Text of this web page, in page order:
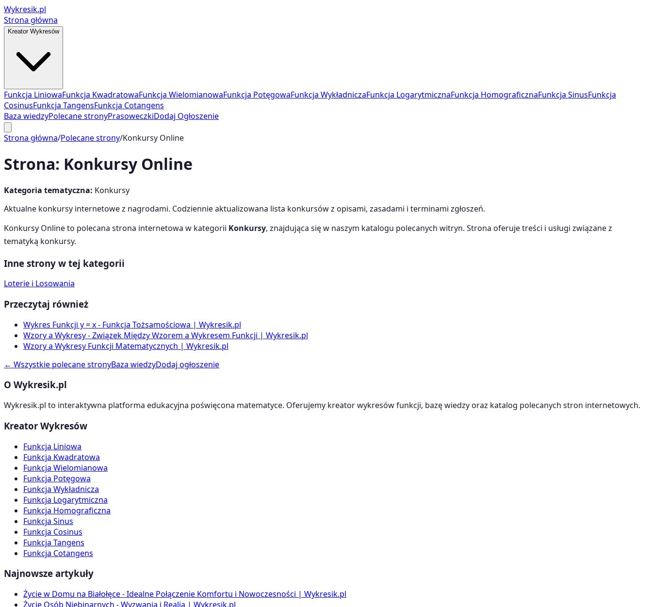
Wykresik.pl
Strona główna
Kreator Wykresów
Funkcja LiniowaFunkcja KwadratowaFunkcja WielomianowaFunkcja PotęgowaFunkcja WykładniczaFunkcja LogarytmicznaFunkcja HomograficznaFunkcja SinusFunkcja
CosinusFunkcja TangensFunkcja Cotangens
Baza wiedzyPolecane stronyPrasoweczkiDodaj Ogłoszenie
Strona główna/Polecane strony/Konkursy Online
Strona: Konkursy Online
Kategoria tematyczna: Konkursy
Aktualne konkursy internetowe z nagrodami. Codziennie aktualizowana lista konkursów z opisami, zasadami i terminami zgłoszeń.
Konkursy Onlineto polecana strona internetowa w kategorii Konkursy, znajdująca się w naszym katalogu polecanych witryn. Strona oferuje treści i usługi związane z
tematyką konkursy.
Inne strony w tej kategorii
Loterie i Losowania
Przeczytaj również
Wykres Funkcji y = x - Funkcja Tożsamościowa | Wykresik.pl
Wzory a Wykresy - Związek Między Wzorem a Wykresem Funkcji | Wykresik.pl
Wzory a Wykresy Funkcji Matematycznych | Wykresik.pl
← Wszystkie polecane stronyBaza wiedzyDodaj ogłoszenie
O Wykresik.pl
Wykresik.pl to interaktywna platforma edukacyjna poświęcona matematyce. Oferujemy kreator wykresów funkcji, bazę wiedzy oraz katalog polecanych stron internetowych.
Kreator Wykresów
Funkcja Liniowa
Funkcja Kwadratowa
Funkcja Wielomianowa
Funkcja Potęgowa
Funkcja Wykładnicza
Funkcja Logarytmiczna
Funkcja Homograficzna
Funkcja Sinus
Funkcja Cosinus
Funkcja Tangens
Funkcja Cotangens
Najnowsze artykuły
Życie w Domu na Białołęce - Idealne Połączenie Komfortu i Nowoczesności | Wykresik.pl
Życie Osób Niebinarnych - Wyzwania i Realia | Wykresik.pl